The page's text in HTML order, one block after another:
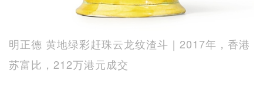
明正德 黄地绿彩赶珠云龙纹渣斗｜2017年，香港
苏富比，212万港元成交